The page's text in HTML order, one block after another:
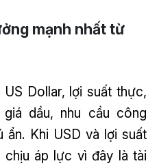
mạnh nhất từ
Dollar, lợi suất thực,
dầu, nhu cầu công
ẩn. Khi USD và lợi suất
chịu áp lực vì đây là tài